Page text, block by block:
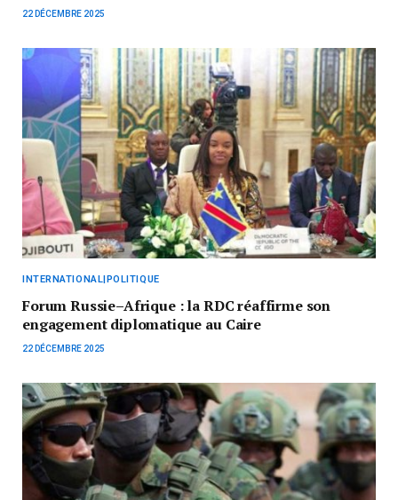
22 DÉCEMBRE 2025
INTERNATIONAL|POLITIQUE
Forum Russie–Afrique : la RDC réaffirme son
engagement diplomatique au Caire
22 DÉCEMBRE 2025